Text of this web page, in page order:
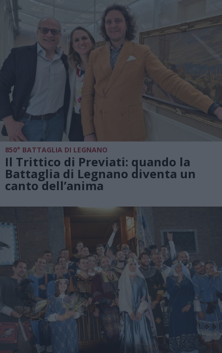
850° BATTAGLIA DI LEGNANO
Il Trittico di Previati: quando la
Battaglia di Legnano diventa un
canto dell’anima